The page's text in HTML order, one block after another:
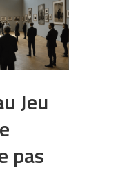
Jeu
pas